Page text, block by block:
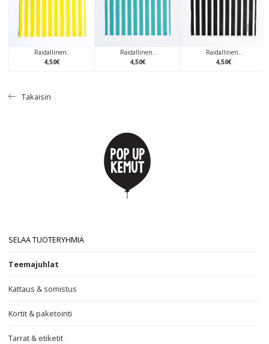
Raidallinen..
4,50€
Raidallinen..
4,50€
Raidallinen..
4,50€
Takaisin
SELAA TUOTERYHMIÄ
Teemajuhlat
Kattaus & somistus
Kortit & paketointi
Tarrat & etiketit